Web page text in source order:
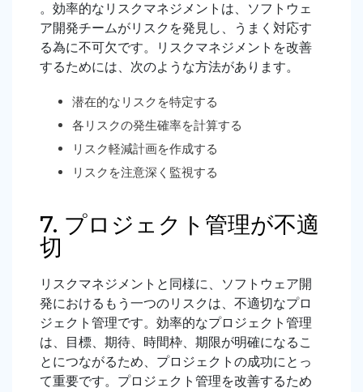
。効率的なリスクマネジメントは、ソフトウェ
ア開発チームがリスクを発見し、うまく対応す
る為に不可欠です。リスクマネジメントを改善
するためには、次のような方法があります。
潜在的なリスクを特定する
各リスクの発生確率を計算する
リスク軽減計画を作成する
リスクを注意深く監視する
7. プロジェクト管理が不適
切
リスクマネジメントと同様に、ソフトウェア開
発におけるもう一つのリスクは、不適切なプロ
ジェクト管理です。効率的なプロジェクト管理
は、目標、期待、時間枠、期限が明確になるこ
とにつながるため、プロジェクトの成功にとっ
て重要です。プロジェクト管理を改善するため